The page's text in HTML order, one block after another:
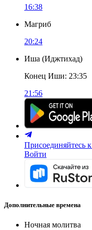
16:38
Магриб
20:24
Иша (Иджтихад)
Конец Иши: 23:35
21:56
Присоединяйтесь
Войти
Дополнительные времена
Ночная молитва